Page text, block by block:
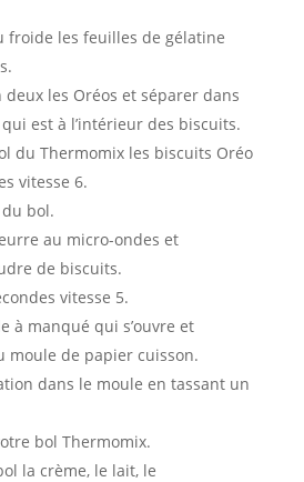
froide les feuilles de gélatine
les Oréos et séparer dans
est à l’intérieur des biscuits.
du Thermomix les biscuits Oréo
vitesse 6.
bol.
au micro-ondes et
de biscuits.
vitesse 5.
à manqué qui s’ouvre et
moule de papier cuisson.
dans le moule en tassant un
bol Thermomix.
la crème, le lait, le